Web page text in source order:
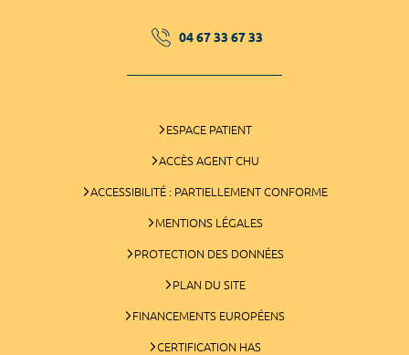
04 67 33 67 33
ESPACE PATIENT
ACCÈS AGENT CHU
ACCESSIBILITÉ : PARTIELLEMENT CONFORME
MENTIONS LÉGALES
PROTECTION DES DONNÉES
PLAN DU SITE
FINANCEMENTS EUROPÉENS
CERTIFICATION HAS